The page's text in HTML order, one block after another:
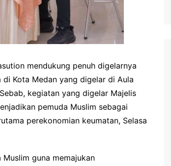
mendukung penuh digelarnya
di Kota Medan yang digelar di Aula
kegiatan yang digelar Majelis
pemuda Muslim sebagai
perekonomian keumatan, Selasa
guna memajukan